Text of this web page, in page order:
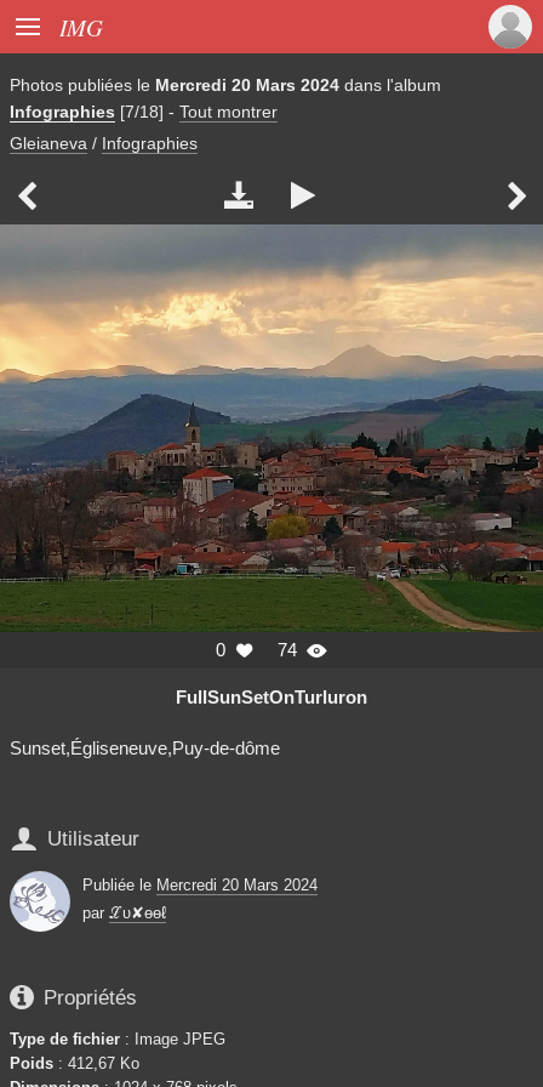
 IMG
Photos publiées le Mercredi 20 Mars 2024 dans l'album
Infographies [7/18] - Tout montrer
Gleianeva / Infographies
   
0  74 
FullSunSetOnTurluron
Sunset,Égliseneuve,Puy-de-dôme
 Utilisateur
Publiée le Mercredi 20 Mars 2024
par ℒυ✘ѳѳℓ
 Propriétés
Type de fichier : Image JPEG
Poids : 412,67 Ko